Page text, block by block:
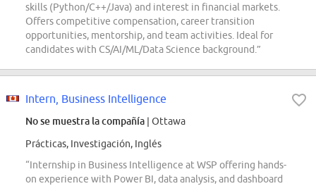
skills (Python/C++/Java) and interest in financial markets.
Offers competitive compensation, career transition
opportunities, mentorship, and team activities. Ideal for
candidates with CS/AI/ML/Data Science background.”
Intern, Business Intelligence
No se muestra la compañía | Ottawa
Prácticas, Investigación, Inglés
“Internship in Business Intelligence at WSP offering hands-
on experience with Power BI, data analysis, and dashboard